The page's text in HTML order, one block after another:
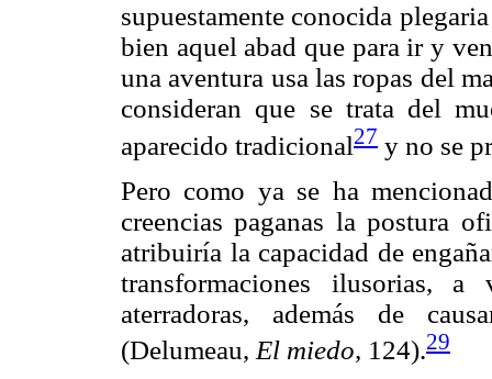
supuestamente conocida
bien aquel abad que para ir y
una aventura usa las ropas del
consideran que se trata del
aparecido tradicional27 y no se
Pero como ya se ha
creencias paganas la postura
atribuiría la capacidad de
transformaciones ilusorias, a
aterradoras, además de
(Delumeau, El miedo, 124).29